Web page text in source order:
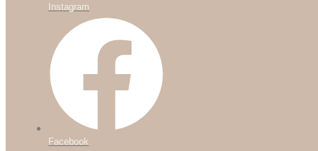
Instagram
Facebook